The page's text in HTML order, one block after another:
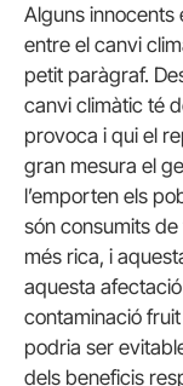
Alguns innocents
entre el canvi
petit paràgraf.
canvi climàtic té
provoca i qui el
gran mesura el
l’emporten els
són consumits
més rica, i
aquesta
contaminació
podria ser
dels beneficis